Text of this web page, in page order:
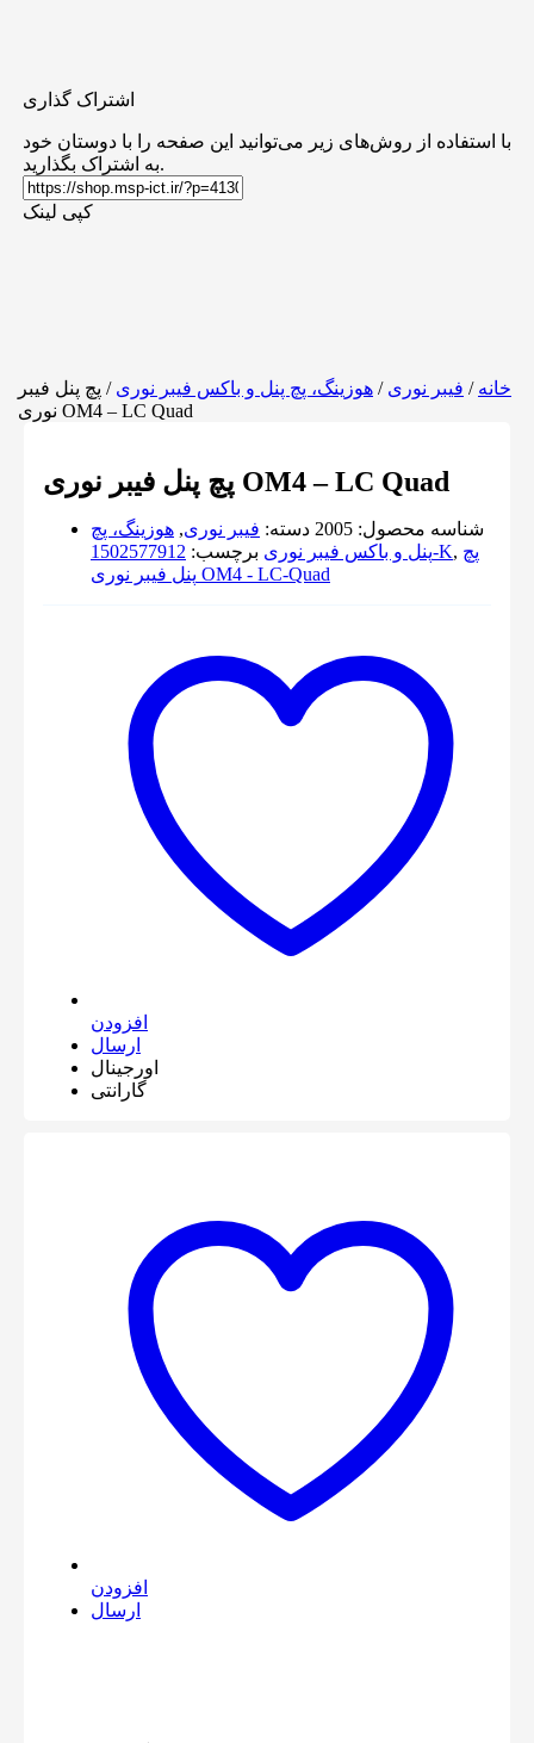
اشتراک گذاری
با استفاده از روش‌های زیر می‌توانید این صفحه را با دوستان خود
به اشتراک بگذارید.
کپی لینک
خانه / فیبر نوری / هوزینگ، پچ پنل و باکس فیبر نوری / پچ پنل فیبر
نوری OM4 – LC Quad
پچ پنل فیبر نوری OM4 – LC Quad
شناسه محصول: 2005 دسته: فیبر نوری, هوزینگ، پچ
پنل و باکس فیبر نوری برچسب: 1502577912-K, پچ
پنل فیبر نوری OM4 - LC-Quad
افزودن
ارسال
اورجینال
گارانتی
افزودن
ارسال